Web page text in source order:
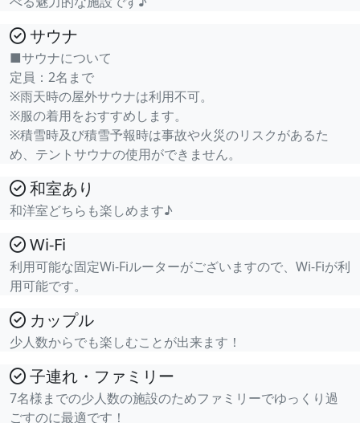
サウナ
■サウナについて
定員：2名まで
※雨天時の屋外サウナは利用不可。
※服の着用をおすすめします。
※積雪時及び積雪予報時は事故や火災のリスクがあるた
め、テントサウナの使用ができません。
和室あり
和洋室どちらも楽しめます♪
Wi-Fi
利用可能な固定Wi-Fiルーターがございますので、Wi-Fiが利
用可能です。
カップル
少人数からでも楽しむことが出来ます！
子連れ・ファミリー
7名様までの少人数の施設のためファミリーでゆっくり過
ごすのに最適です！